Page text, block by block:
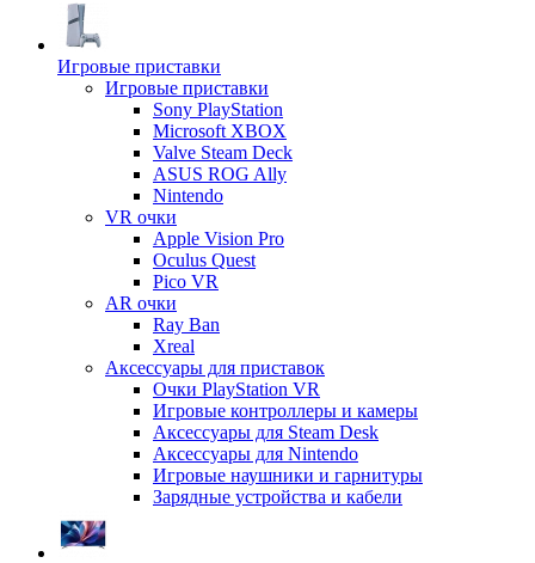
Игровые приставки
Игровые приставки
Sony PlayStation
Microsoft XBOX
Valve Steam Deck
ASUS ROG Ally
Nintendo
VR очки
Apple Vision Pro
Oculus Quest
Pico VR
AR очки
Ray Ban
Xreal
Аксессуары для приставок
Очки PlayStation VR
Игровые контроллеры и камеры
Аксессуары для Steam Desk
Аксессуары для Nintendo
Игровые наушники и гарнитуры
Зарядные устройства и кабели